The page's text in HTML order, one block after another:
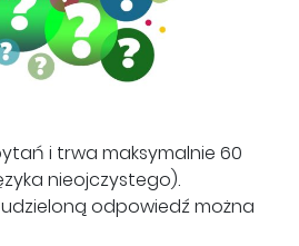
i trwa maksymalnie 60
nieojczystego).
odpowiedź można